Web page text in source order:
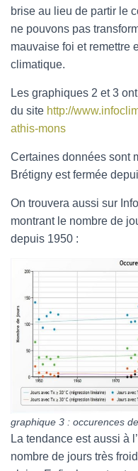
brise au lieu de partir le
ne pouvons pas
mauvaise foi et remettre
climatique.
Les graphiques 2 et 3
du site http://
athis-mons
Certaines données sont
Brétigny est fermée
On trouvera aussi sur
montrant le nombre de
depuis 1950 :
graphique 3 : occurences
La tendance est aussi à
nombre de jours très